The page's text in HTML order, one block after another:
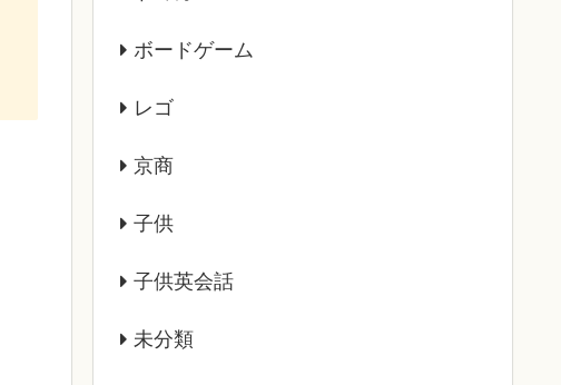
ボードゲーム
レゴ
京商
子供
子供英会話
未分類